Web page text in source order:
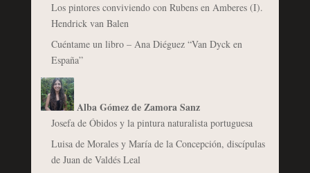
Los pintores conviviendo con Rubens en Amberes (I).
Hendrick van Balen
Cuéntame un libro – Ana Diéguez “Van Dyck en
España”
Alba Gómez de Zamora Sanz
Josefa de Óbidos y la pintura naturalista portuguesa
Luisa de Morales y María de la Concepción, discípulas
de Juan de Valdés Leal